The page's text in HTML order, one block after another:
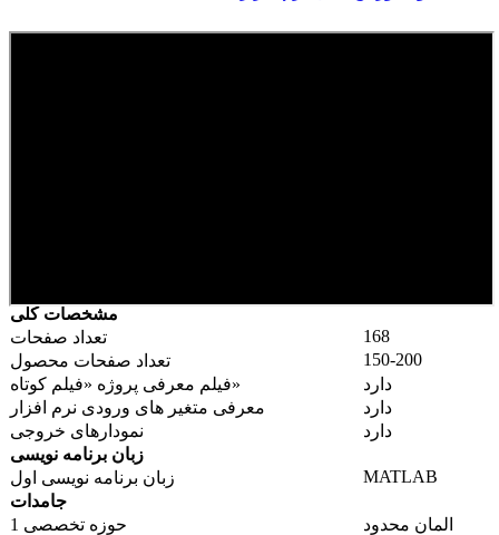
مشخصات کلی
تعداد صفحات
168
تعداد صفحات محصول
150-200
فیلم معرفی پروژه «فیلم کوتاه»
دارد
معرفی متغیر های ورودی نرم افزار
دارد
نمودارهای خروجی
دارد
زبان برنامه نویسی
زبان برنامه نویسی اول
MATLAB
جامدات
حوزه تخصصی 1
المان محدود